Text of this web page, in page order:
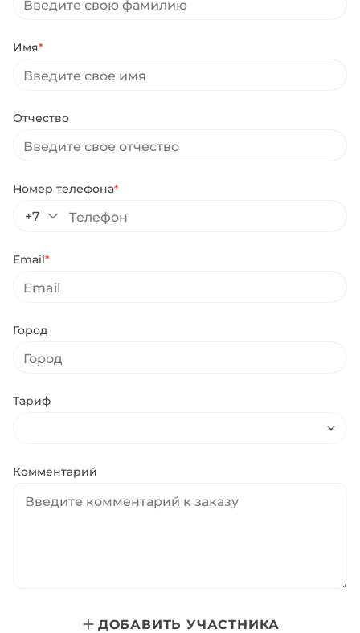
Имя*
Отчество
Номер телефона*
+7
Email*
Город
Тариф
Комментарий
ДОБАВИТЬ УЧАСТНИКА